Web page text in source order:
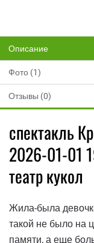
Описание
Фото (1)
Отзывы (0)
спектакль
2026-01-01
театр кукол
Жила-была
такой не было на
памяти, а еще